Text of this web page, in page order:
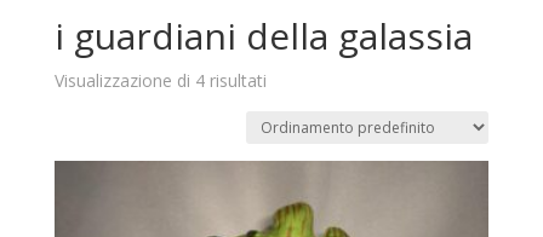
i guardiani della galassia
Visualizzazione di 4 risultati